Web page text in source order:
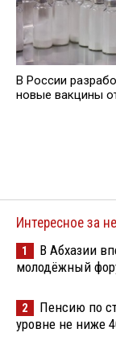
В России
новые вакцины
Интересное за
1
В Абхазии
молодёжный
2
Пенсию по
уровне не ниже